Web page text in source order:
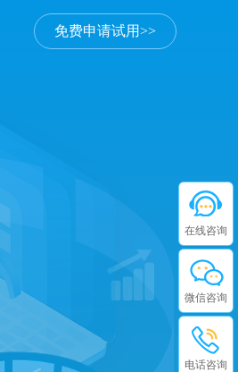
免费申请试用>>
在线咨询
微信咨询
电话咨询